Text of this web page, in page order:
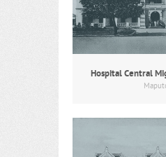
Hospital Central